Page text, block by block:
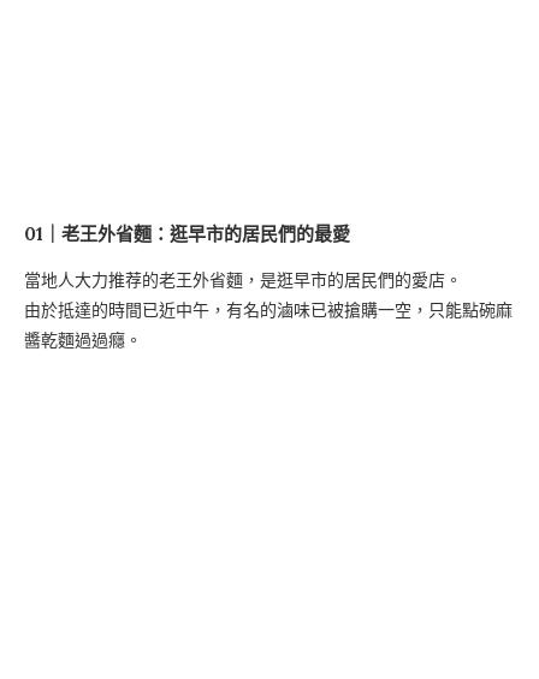
01｜老王外省麵：逛早市的居民們的最愛
當地人大力推荐的老王外省麵，是逛早市的居民們的愛店。
由於抵達的時間已近中午，有名的滷味已被搶購一空，只能點碗麻
醬乾麵過過癮。